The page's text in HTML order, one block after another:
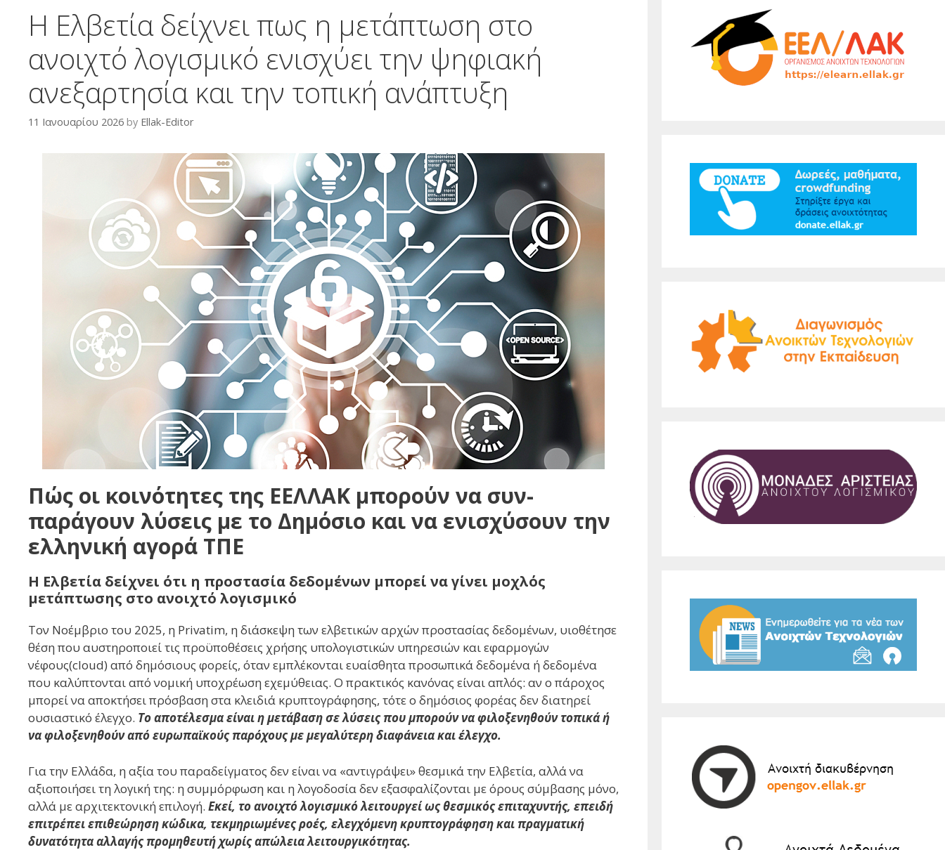
Η Ελβετία δείχνει πως η μετάπτωση στο
ανοιχτό λογισμικό ενισχύει την ψηφιακή
ανεξαρτησία και την τοπική ανάπτυξη
11 Ιανουαρίου 2026 by Ellak-Editor
Πώς οι κοινότητες της ΕΕΛΛΑΚ μπορούν να συν-
παράγουν λύσεις με το Δημόσιο και να ενισχύσουν την
ελληνική αγορά ΤΠΕ
Η Ελβετία δείχνει ότι η προστασία δεδομένων μπορεί να γίνει μοχλός
μετάπτωσης στο ανοιχτό λογισμικό
Τον Νοέμβριο του 2025, η Privatim, η διάσκεψη των ελβετικών αρχών προστασίας δεδομένων, υιοθέτησε
θέση που αυστηροποιεί τις προϋποθέσεις χρήσης υπολογιστικών υπηρεσιών και εφαρμογών
νέφους(cloud) από δημόσιους φορείς, όταν εμπλέκονται ευαίσθητα προσωπικά δεδομένα ή δεδομένα
που καλύπτονται από νομική υποχρέωση εχεμύθειας. Ο πρακτικός κανόνας είναι απλός: αν ο πάροχος
μπορεί να αποκτήσει πρόσβαση στα κλειδιά κρυπτογράφησης, τότε ο δημόσιος φορέας δεν διατηρεί
ουσιαστικό έλεγχο. Το αποτέλεσμα είναι η μετάβαση σε λύσεις που μπορούν να φιλοξενηθούν τοπικά ή
να φιλοξενηθούν από ευρωπαϊκούς παρόχους με μεγαλύτερη διαφάνεια και έλεγχο.
Για την Ελλάδα, η αξία του παραδείγματος δεν είναι να «αντιγράψει» θεσμικά την Ελβετία, αλλά να
αξιοποιήσει τη λογική της: η συμμόρφωση και η λογοδοσία δεν εξασφαλίζονται με όρους σύμβασης μόνο,
αλλά με αρχιτεκτονική επιλογή. Εκεί, το ανοιχτό λογισμικό λειτουργεί ως θεσμικός επιταχυντής, επειδή
επιτρέπει επιθεώρηση κώδικα, τεκμηριωμένες ροές, ελεγχόμενη κρυπτογράφηση και πραγματική
δυνατότητα αλλαγής προμηθευτή χωρίς απώλεια λειτουργικότητας.